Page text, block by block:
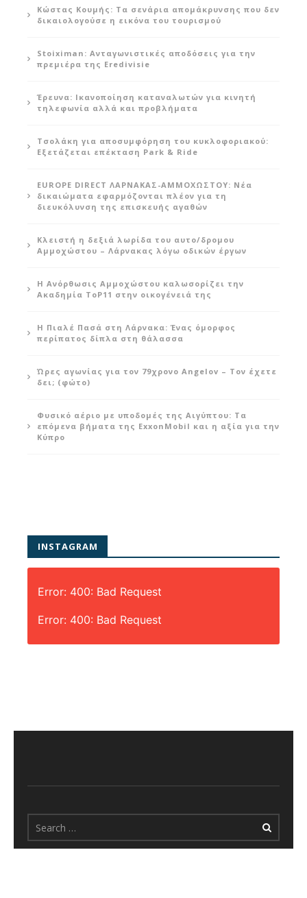
Κώστας Κουμής: Τα σενάρια απομάκρυνσης που δεν
δικαιολογούσε η εικόνα του τουρισμού
Stoiximan: Ανταγωνιστικές αποδόσεις για την
πρεμιέρα της Eredivisie
Έρευνα: Ικανοποίηση καταναλωτών για κινητή
τηλεφωνία αλλά και προβλήματα
Τσολάκη για αποσυμφόρηση του κυκλοφοριακού:
Εξετάζεται επέκταση Park & Ride
EUROPE DIRECT ΛΑΡΝΑΚΑΣ-ΑΜΜΟΧΩΣΤΟΥ: Νέα
δικαιώματα εφαρμόζονται πλέον για τη
διευκόλυνση της επισκευής αγαθών
Κλειστή η δεξιά λωρίδα του αυτο/δρομου
Αμμοχώστου – Λάρνακας λόγω οδικών έργων
Η Ανόρθωσις Αμμοχώστου καλωσορίζει την
Ακαδημία ToP11 στην οικογένειά της
Η Πιαλέ Πασά στη Λάρνακα: Ένας όμορφος
περίπατος δίπλα στη θάλασσα
Ώρες αγωνίας για τον 79χρονο Angelov – Τον έχετε
δει; (φώτο)
Φυσικό αέριο με υποδομές της Αιγύπτου: Τα
επόμενα βήματα της ExxonMobil και η αξία για την
Κύπρο
INSTAGRAM
Error: 400: Bad Request
Error: 400: Bad Request